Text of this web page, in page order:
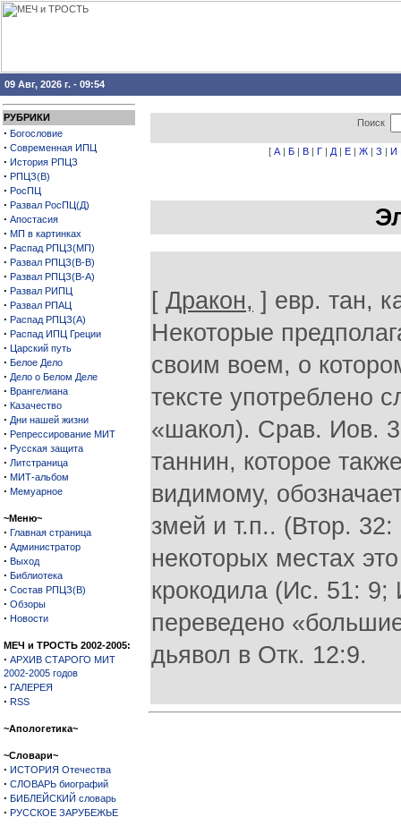
09 Авг, 2026 г. - 09:54
РУБРИКИ
· Богословие
· Современная ИПЦ
· История РПЦЗ
· РПЦЗ(В)
· РосПЦ
· Развал РосПЦ(Д)
· Апостасия
· МП в картинках
· Распад РПЦЗ(МП)
· Развал РПЦЗ(В-В)
· Развал РПЦЗ(В-А)
· Развал РИПЦ
· Развал РПАЦ
· Распад РПЦЗ(А)
· Распад ИПЦ Греции
· Царский путь
· Белое Дело
· Дело о Белом Деле
· Врангелиана
· Казачество
· Дни нашей жизни
· Репрессирование МИТ
· Русская защита
· Литстраница
· МИТ-альбом
· Мемуарное
~Меню~
· Главная страница
· Администратор
· Выход
· Библиотека
· Состав РПЦЗ(В)
· Обзоры
· Новости
МЕЧ и ТРОСТЬ 2002-2005:
· АРХИВ СТАРОГО МИТ
2002-2005 годов
· ГАЛЕРЕЯ
· RSS
~Апологетика~
~Словари~
· ИСТОРИЯ Отечества
· СЛОВАРЬ биографий
· БИБЛЕЙСКИЙ словарь
· РУССКОЕ ЗАРУБЕЖЬЕ
Поиск
[ А | Б | В | Г | Д | Е | Ж | З | И
[ Дракон, ] евр. тан,
Некоторые
своим воем, о
тексте употреблено
«шакол). Срав. Иов.
таннин, которое
видимому,
змей и т.п.. (Втор.
некоторых местах
крокодила (Ис. 51: 9;
переведено
дьявол в Отк. 12:9.